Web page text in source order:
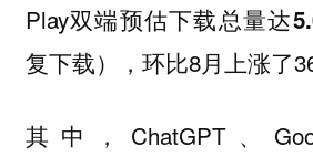
Play双端预估下载总量达
复下载），环比8月上涨了
其中，ChatGPT、